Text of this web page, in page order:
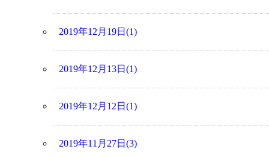
2019年12月19日(1)
2019年12月13日(1)
2019年12月12日(1)
2019年11月27日(3)